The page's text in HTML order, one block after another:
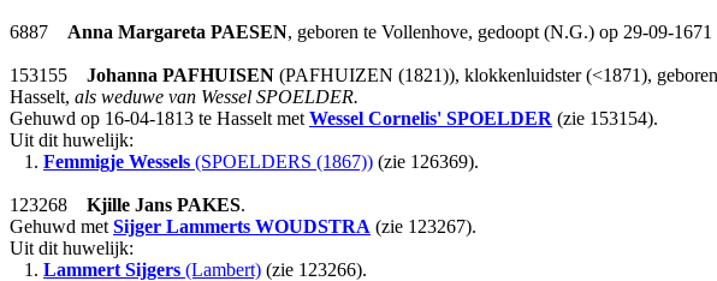
6887 Anna Margareta PAESEN, geboren te Vollenhove, gedoopt (N.G.) op 29-09-
153155 Johanna PAFHUISEN (PAFHUIZEN (1821)), klokkenluidster (<1871),
Hasselt, als weduwe van Wessel SPOELDER.
Gehuwd op 16-04-1813 te Hasselt met Wessel Cornelis' SPOELDER (zie 153154).
Uit dit huwelijk:
1. Femmigje Wessels (SPOELDERS (1867)) (zie 126369).
123268 Kjille Jans PAKES.
Gehuwd met Sijger Lammerts WOUDSTRA (zie 123267).
Uit dit huwelijk:
1. Lammert Sijgers (Lambert) (zie 123266).